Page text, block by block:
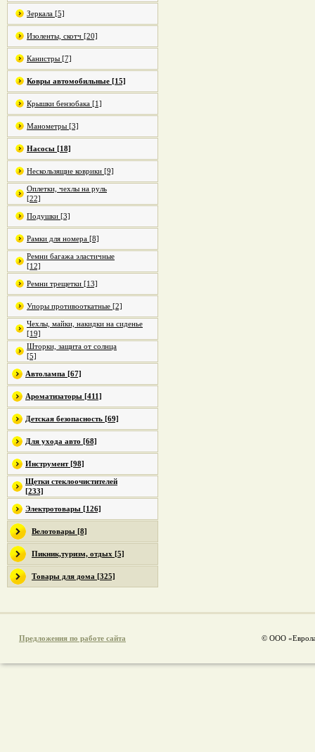
Зеркала [5]
Изоленты, скотч [20]
Канистры [7]
Ковры автомобильные [15]
Крышки бензобака [1]
Манометры [3]
Насосы [18]
Нескользящие коврики [9]
Оплетки, чехлы на руль
[22]
Подушки [3]
Рамки для номера [8]
Ремни багажа эластичные
[12]
Ремни трещетки [13]
Упоры противооткатные [2]
Чехлы, майки, накидки на сиденье
[19]
Шторки, защита от солнца
[5]
Автолампа [67]
Ароматизаторы [411]
Детская безопасность [69]
Для ухода авто [68]
Инструмент [98]
Щетки стеклоочистителей
[233]
Электротовары [126]
Велотовары [8]
Пикник,туризм, отдых [5]
Товары для дома [325]
Предложения по работе сайта © ООО